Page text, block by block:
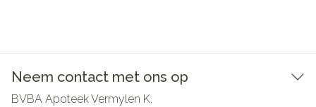
Neem contact met ons op
BVBA Apoteek Vermylen K.